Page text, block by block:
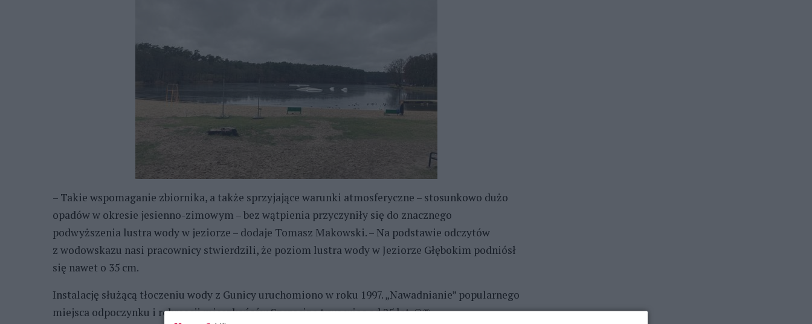
– Takie wspomaganie zbiornika, a także sprzyjające warunki atmosferyczne – stosunkowo dużo
opadów w okresie jesienno-zimowym – bez wątpienia przyczyniły się do znacznego
podwyższenia lustra wody w jeziorze – dodaje Tomasz Makowski. – Na podstawie odczytów
z wodowskazu nasi pracownicy stwierdzili, że poziom lustra wody w Jeziorze Głębokim podniósł
się nawet o 35 cm.
Instalację służącą tłoczeniu wody z Gunicy uruchomiono w roku 1997. „Nawadnianie” popularnego
miejsca odpoczynku i rekreacji mieszkańców Szczecina trwa więc od 25 lat. ©℗